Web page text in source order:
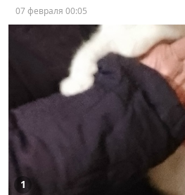
07 февраля 00:05
1